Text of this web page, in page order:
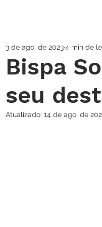
Bispa
seu
3 de ago. de 20234 min de
Atualizado: 14 de ago. de